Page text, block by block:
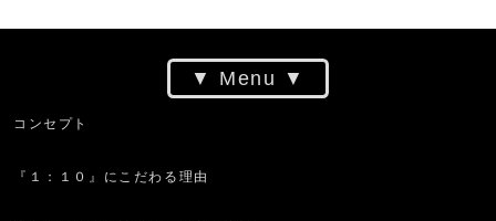
Menu
コンセプト
『１：１０』にこだわる理由